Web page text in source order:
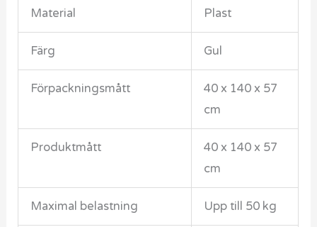
Material Plast
Färg Gul
Förpackningsmått
40 x 140 x 57
cm
Produktmått
40 x 140 x 57
cm
Maximal belastning Upp till 50 kg